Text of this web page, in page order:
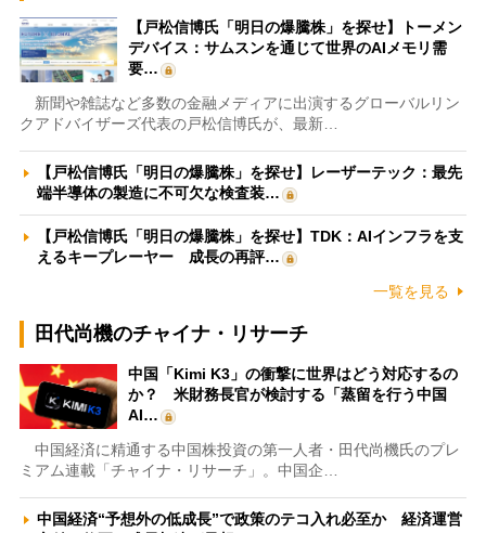
【戸松信博氏「明日の爆騰株」を探せ】トーメン
デバイス：サムスンを通じて世界のAIメモリ需
要…
新聞や雑誌など多数の金融メディアに出演するグローバルリン
クアドバイザーズ代表の戸松信博氏が、最新…
【戸松信博氏「明日の爆騰株」を探せ】レーザーテック：最先
端半導体の製造に不可欠な検査装…
【戸松信博氏「明日の爆騰株」を探せ】TDK：AIインフラを支
えるキープレーヤー 成長の再評…
一覧を見る
田代尚機のチャイナ・リサーチ
中国「Kimi K3」の衝撃に世界はどう対応するの
か？ 米財務長官が検討する「蒸留を行う中国
AI…
中国経済に精通する中国株投資の第一人者・田代尚機氏のプレ
ミアム連載「チャイナ・リサーチ」。中国企…
中国経済“予想外の低成長”で政策のテコ入れ必至か 経済運営